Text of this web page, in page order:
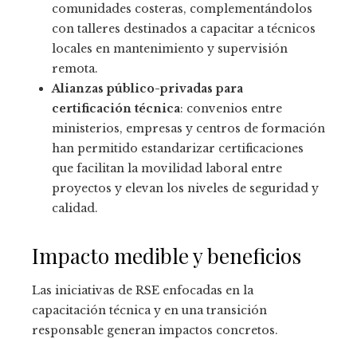
comunidades costeras, complementándolos
con talleres destinados a capacitar a técnicos
locales en mantenimiento y supervisión
remota.
Alianzas público-privadas para
certificación técnica: convenios entre
ministerios, empresas y centros de formación
han permitido estandarizar certificaciones
que facilitan la movilidad laboral entre
proyectos y elevan los niveles de seguridad y
calidad.
Impacto medible y beneficios
Las iniciativas de RSE enfocadas en la
capacitación técnica y en una transición
responsable generan impactos concretos.